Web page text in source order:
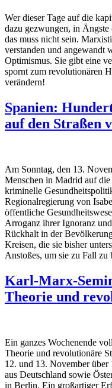
Wer dieser Tage auf die
dazu gezwungen, in
das muss nicht sein.
verstanden und angewandt
Optimismus. Sie gibt eine
spornt zum revolutionären
verändern!
Spanien:
auf den Straßen
Am Sonntag, den 13.
Menschen in Madrid auf die
kriminelle
Regionalregierung von
öffentliche
Arroganz ihrer Ignoranz
Rückhalt in der
Kreisen, die sie bisher
Anstoßes, um sie zu Fall zu
Karl-Marx-
Theorie und
Ein ganzes Wochenende
Theorie und revolutionäre
12. und 13. November über
aus Deutschland sowie
in Berlin. Ein großartiger